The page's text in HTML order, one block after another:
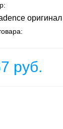
оригинал
руб.